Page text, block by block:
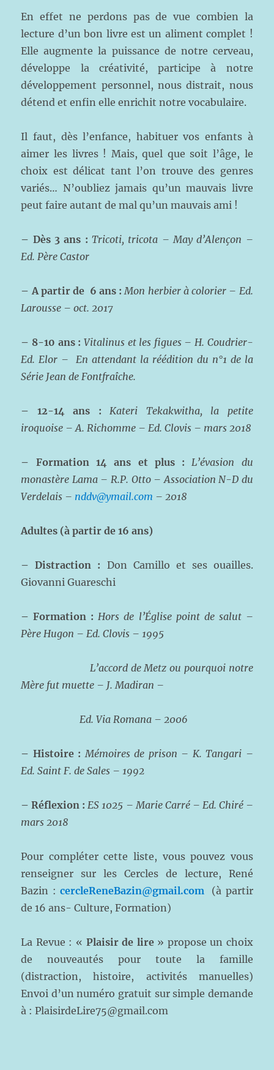
En effet ne perdons pas de vue combien la
lecture d’un bon livre est un aliment complet !
Elle augmente la puissance de notre cerveau,
développe la créativité, participe à notre
développement personnel, nous distrait, nous
détend et enfin elle enrichit notre vocabulaire.
Il faut, dès l’enfance, habituer vos enfants à
aimer les livres ! Mais, quel que soit l’âge, le
choix est délicat tant l’on trouve des genres
variés… N’oubliez jamais qu’un mauvais livre
peut faire autant de mal qu’un mauvais ami !
– Dès 3 ans : Tricoti, tricota – May d’Alençon –
Ed. Père Castor
– A partir de 6 ans :Mon herbier à colorier – Ed.
Larousse – oct. 2017
– 8-10 ans : Vitalinus et les figues – H. Coudrier-
Ed. Elor –
En attendant la réédition du n°1 de la
Série Jean de Fontfraîche.
– 12-14 ans :Kateri Tekakwitha, la petite
iroquoise – A. Richomme – Ed. Clovis – mars 2018
– Formation 14 ans et plus : L’évasion du
monastère Lama – R.P. Otto – Association N-D du
Verdelais – nddv@ymail.com – 2018
Adultes (à partir de 16 ans)
– Distraction : Don Camillo et ses ouailles.
Giovanni Guareschi
– Formation :Hors de l’Église point de salut –
Père Hugon – Ed. Clovis – 1995
L’accord de Metz ou pourquoi notre
Mère fut muette – J. Madiran –
Ed. Via Romana – 2006
– Histoire :Mémoires de prison – K. Tangari –
Ed. Saint F. de Sales – 1992
– Réflexion :ES 1025 – Marie Carré – Ed. Chiré –
mars 2018
Pour compléter cette liste, vous pouvez vous
renseigner sur les Cercles de lecture, René
Bazin : cercleReneBazin@gmail.com
(à partir
de 16 ans- Culture, Formation)
La Revue : « Plaisir de lire» propose un choix
de nouveautés pour toute la famille
(distraction, histoire, activités manuelles)
Envoi d’un numéro gratuit sur simple demande
à : PlaisirdeLire75@gmail.com